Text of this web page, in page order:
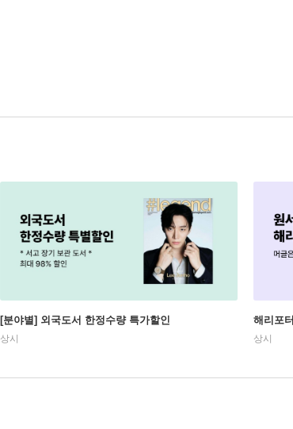
[분야별] 외국도서 한정수량 특가할인
상시
해리포
상시